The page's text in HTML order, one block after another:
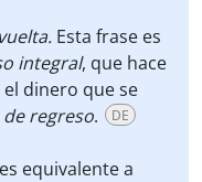
Esta frase es
integral, que hace
dinero que se
de regreso. DE
equivalente a